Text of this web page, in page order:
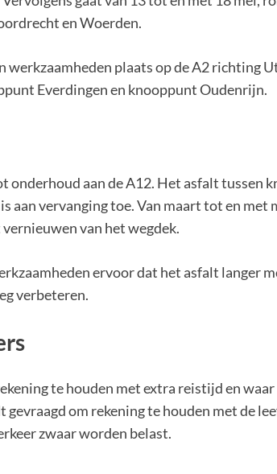
en Woerden.
werkzaamheden plaats op de A2 richting
Everdingen en knooppunt Oudenrijn.
onderhoud aan de A12. Het asfalt tussen
aan vervanging toe. Van maart tot en met
van het wegdek.
ervoor dat het asfalt langer
verbeteren.
te houden met extra reistijd en
om rekening te houden met de
zwaar worden belast.